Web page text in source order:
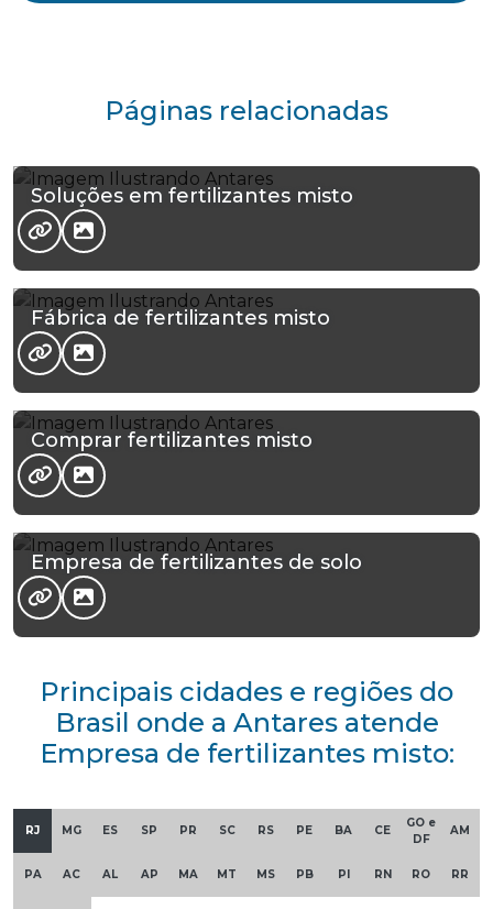
Páginas relacionadas
Soluções em fertilizantes misto
Fábrica de fertilizantes misto
Comprar fertilizantes misto
Empresa de fertilizantes de solo
Principais cidades e regiões do
Brasil onde a Antares atende
Empresa de fertilizantes misto:
RJ MG ES SP PR SC RS PE BA CE
GO e
DF
AM
PA AC AL AP MA MT MS PB PI RN RO RR